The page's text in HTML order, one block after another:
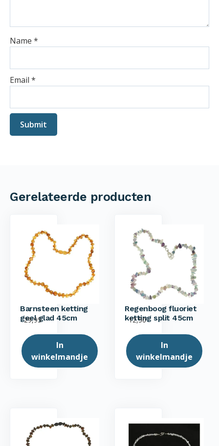
Name *
Email *
Gerelateerde producten
Barnsteen ketting
geel glad 45cm
29,95
In
winkelmandje
Regenboog fluoriet
ketting split 45cm
12,50
In
winkelmandje